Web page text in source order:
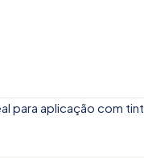
aplicação com